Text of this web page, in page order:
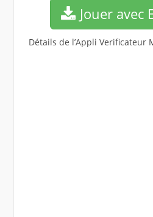
Jouer avec
Détails de l’Appli Verificateur